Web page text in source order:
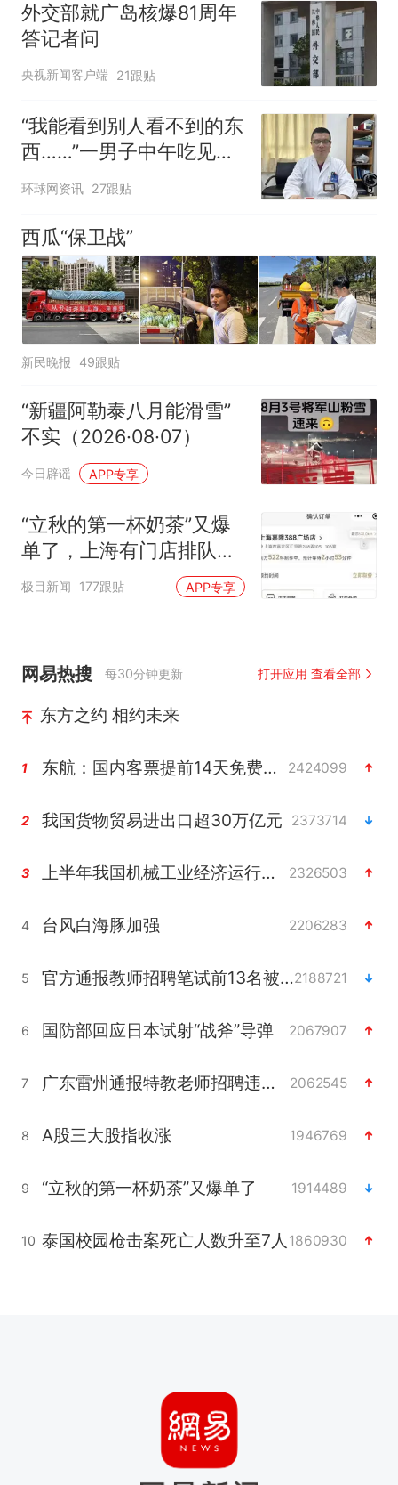
外交部就广岛核爆81周年
答记者问
央视新闻客户端 21跟贴
“我能看到别人看不到的东
西……”一男子中午吃见手
青没事，晚上再吃却出现
环球网资讯 27跟贴
西瓜“保卫战”
新民晚报 49跟贴
“新疆阿勒泰八月能滑雪”
不实（2026·08·07）
今日辟谣 APP专享
“立秋的第一杯奶茶”又爆
单了，上海有门店排队超
500杯，店员：今天奶茶
店都很忙，要等2个多小
极目新闻 177跟贴 APP专享
网易热搜 每30分钟更新 打开应用 查看全部
东方之约 相约未来
1 东航：国内客票提前14天免费退改 2424099
2 我国货物贸易进出口超30万亿元 2373714
3 上半年我国机械工业经济运行稳中有进 2326503
4 台风白海豚加强 2206283
5 官方通报教师招聘笔试前13名被淘汰2188721
6 国防部回应日本试射“战斧”导弹 2067907
7 广东雷州通报特教老师招聘违规事件 2062545
8 A股三大股指收涨 1946769
9 “立秋的第一杯奶茶”又爆单了 1914489
10 泰国校园枪击案死亡人数升至7人 1860930